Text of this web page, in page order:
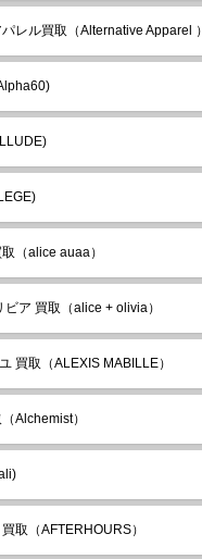
レル買取（Alternative Apparel ）
（alice auaa）
ア 買取（alice + olivia）
買取（ALEXIS MABILLE）
Alchemist）
取（AFTERHOURS）